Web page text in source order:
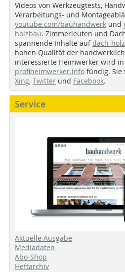
Videos von Werkzeugtests,
Verarbeitungs- und
youtube.com/bauhandwerk und
holzbau. Zimmerleuten und
spannende Inhalte auf dach-
hohen Qualität der
interessierte Heimwerker wird
profiheimwerker.info fündig. Sie
Xing, Twitter und Facebook.
Service
Aktuelle Ausgabe
Mediadaten
Abo-Shop
Heftarchiv